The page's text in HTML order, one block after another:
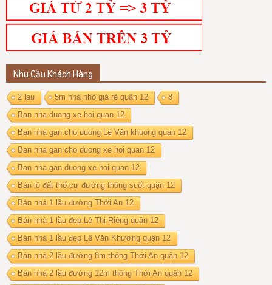
Nhu Cầu Khách Hàng
2 lau 5m nhà nhỏ giá rẻ quận 12
8
Ban nha duong xe hoi quan 12
Ban nha gan cho duong Lê Văn khuong quan 12
Ban nha gan cho duong xe hoi quan 12
Ban nha gan duong xe hoi quan 12
Bán lô đất thổ cư đường thông suốt quận 12
Bán nhà 1 lầu đường Thới An 12
Bán nhà 1 lầu đẹp Lê Thị Riêng quận 12
Bán nhà 1 lầu đẹp Lê Văn Khương quận 12
Bán nhà 2 lầu đường 8m thông Thới An quận 12
Bán nhà 2 lầu đường 12m thông Thới An quận 12